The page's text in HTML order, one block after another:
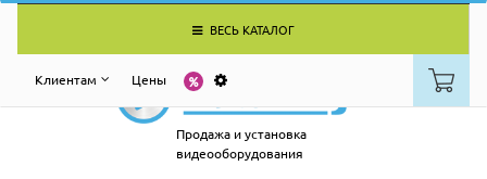
ВЕСЬ КАТАЛОГ
Клиентам Цены
Продажа и установка
видеооборудования